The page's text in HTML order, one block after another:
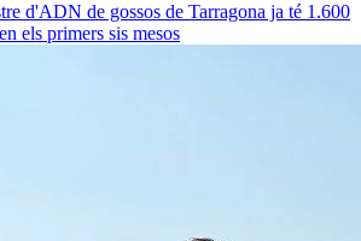
d'ADN de gossos de Tarragona ja té 1.600
els primers sis mesos